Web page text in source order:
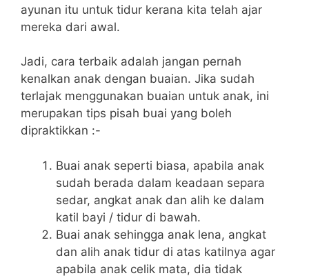
ayunan itu untuk tidur kerana kita telah ajar
mereka dari awal.
Jadi, cara terbaik adalah jangan pernah
kenalkan anak dengan buaian. Jika sudah
terlajak menggunakan buaian untuk anak, ini
merupakan tips pisah buai yang boleh
dipraktikkan :-
Buai anak seperti biasa, apabila anak
sudah berada dalam keadaan separa
sedar, angkat anak dan alih ke dalam
katil bayi / tidur di bawah.
Buai anak sehingga anak lena, angkat
dan alih anak tidur di atas katilnya agar
apabila anak celik mata, dia tidak